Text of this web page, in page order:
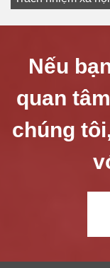
Nếu
quan
chúng